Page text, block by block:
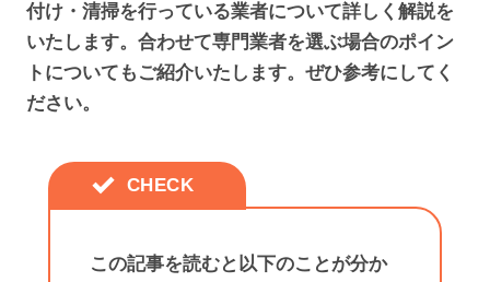
付け・清掃を行っている業者について詳しく解説を
いたします。合わせて専門業者を選ぶ場合のポイン
トについてもご紹介いたします。ぜひ参考にしてく
ださい。
この記事を読むと以下のことが分か